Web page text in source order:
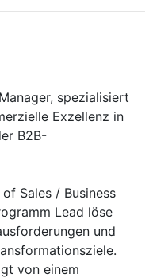
spezialisiert
Exzellenz in
B2B-
Sales / Business
Lead löse
und
von einem